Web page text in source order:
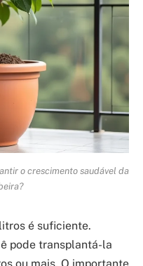
o crescimento saudável da
é suficiente.
pode transplantá-la